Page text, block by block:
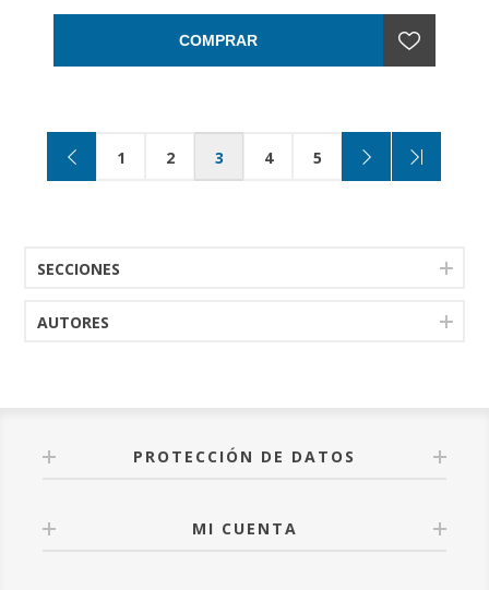
COMPRAR
1 2 3 4 5
SECCIONES
AUTORES
PROTECCIÓN DE DATOS
MI CUENTA